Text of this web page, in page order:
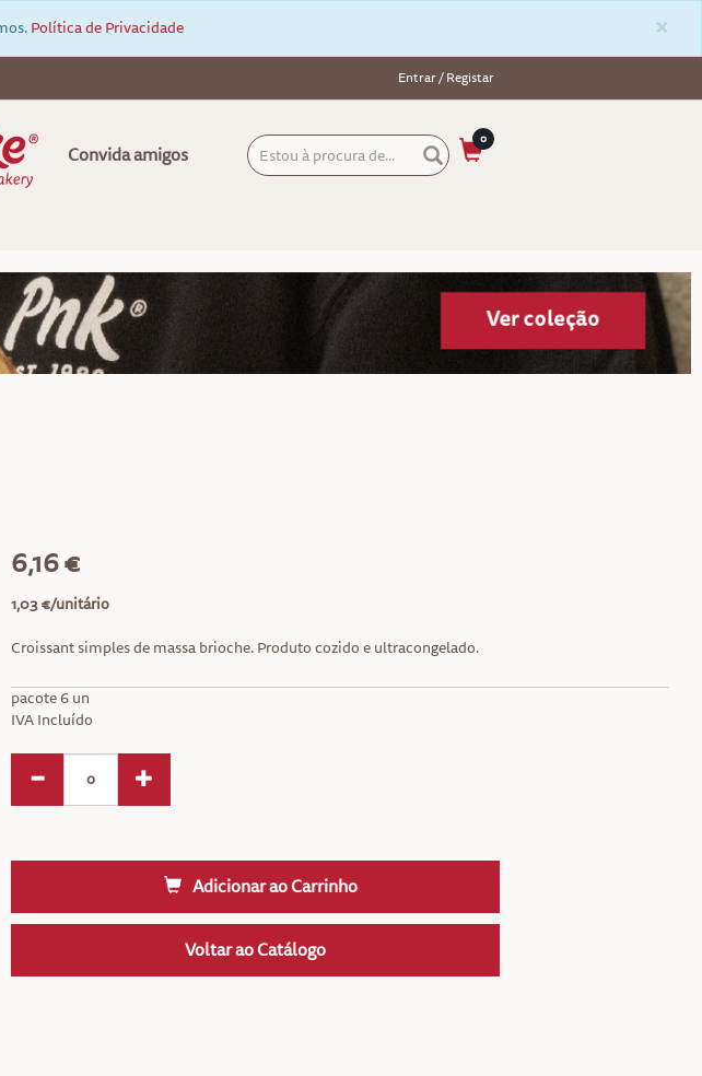
×
Política de Privacidade
Entrar / Registar
Convida amigos
0
6,16 €
1,03 €/unitário
Croissant simples de massa brioche. Produto cozido e ultracongelado.
pacote 6 un
IVA Incluído
Adicionar ao Carrinho
Voltar ao Catálogo